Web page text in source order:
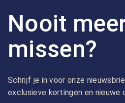
Nooit
missen?
Schrijf je in voor onze
exclusieve kortingen en nieuwe